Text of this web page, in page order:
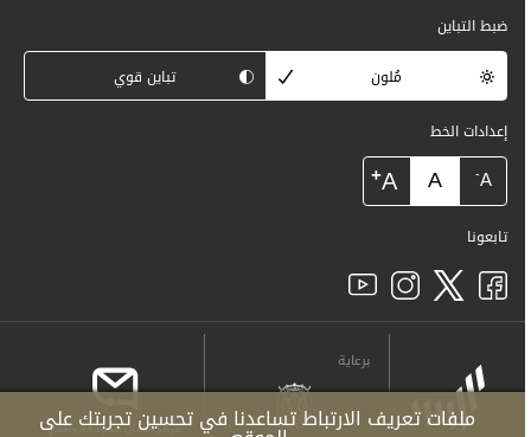
ضبط التباين
مُلون
تباين قوي
إعدادات الخط
A
-
A
A
+
تابعونا
برعاية
ملفات تعريف الارتباط تساعدنا في تحسين تجربتك على